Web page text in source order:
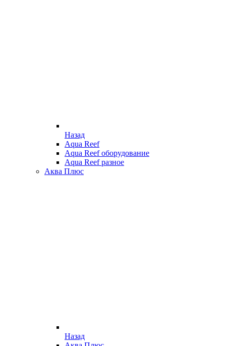
Назад
Aqua Reef
Aqua Reef оборудование
Aqua Reef разное
Аква Плюс
Назад